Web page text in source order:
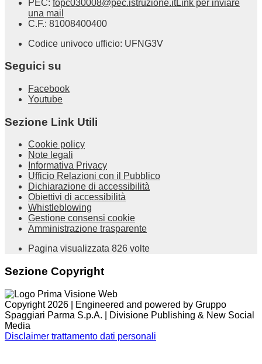
PEC: fopc030008@pec.istruzione.itLink per inviare
una mail
C.F.: 81008400400
Codice univoco ufficio: UFNG3V
Seguici su
Facebook
Youtube
Sezione Link Utili
Cookie policy
Note legali
Informativa Privacy
Ufficio Relazioni con il Pubblico
Dichiarazione di accessibilità
Obiettivi di accessibilità
Whistleblowing
Gestione consensi cookie
Amministrazione trasparente
Pagina visualizzata 826 volte
Sezione Copyright
Copyright 2026 | Engineered and powered by Gruppo
Spaggiari Parma S.p.A. | Divisione Publishing & New Social
Media
Disclaimer trattamento dati personali